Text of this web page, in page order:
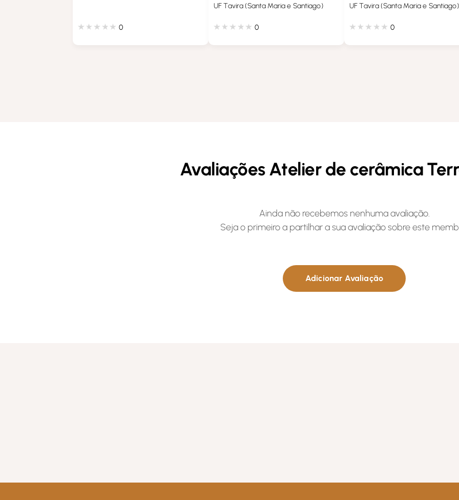
0
UF Tavira (Santa Maria e Santiago)
0
UF Tavira (Santa Maria e Santiago)
0
Avaliações Atelier de cerâmica
Ainda não recebemos nenhuma avaliação.
Seja o primeiro a partilhar a sua avaliação sobre este
Adicionar Avaliação